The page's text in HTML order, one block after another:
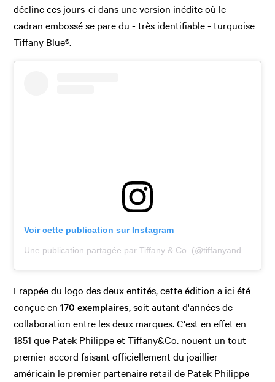
décline ces jours-ci dans une version inédite où le
cadran embossé se pare du - très identifiable - turquoise
Tiffany Blue®.
Voir cette publication sur Instagram
Une publication partagée par Tiffany & Co. (@tiffanyandco)
Frappée du logo des deux entités, cette édition a ici été
conçue en170 exemplaires, soit autant d'années de
collaboration entre les deux marques. C'est en effet en
1851 que Patek Philippe et Tiffany&Co. nouent un tout
premier accord faisant officiellement du joaillier
américain le premier partenaire retail de Patek Philippe